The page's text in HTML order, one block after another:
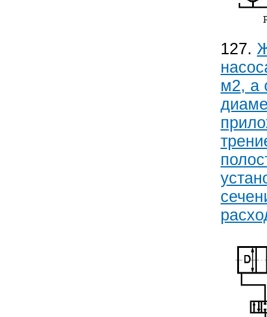
127.
м2, а